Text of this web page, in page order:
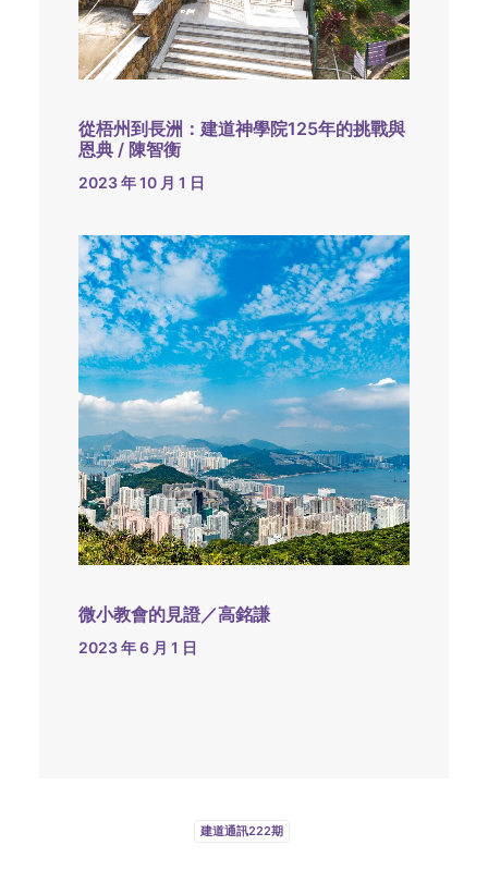
從梧州到長洲：建道神學院125年的挑戰與
恩典 / 陳智衡
2023 年 10 月 1 日
微小教會的見證／高銘謙
2023 年 6 月 1 日
建道通訊222期